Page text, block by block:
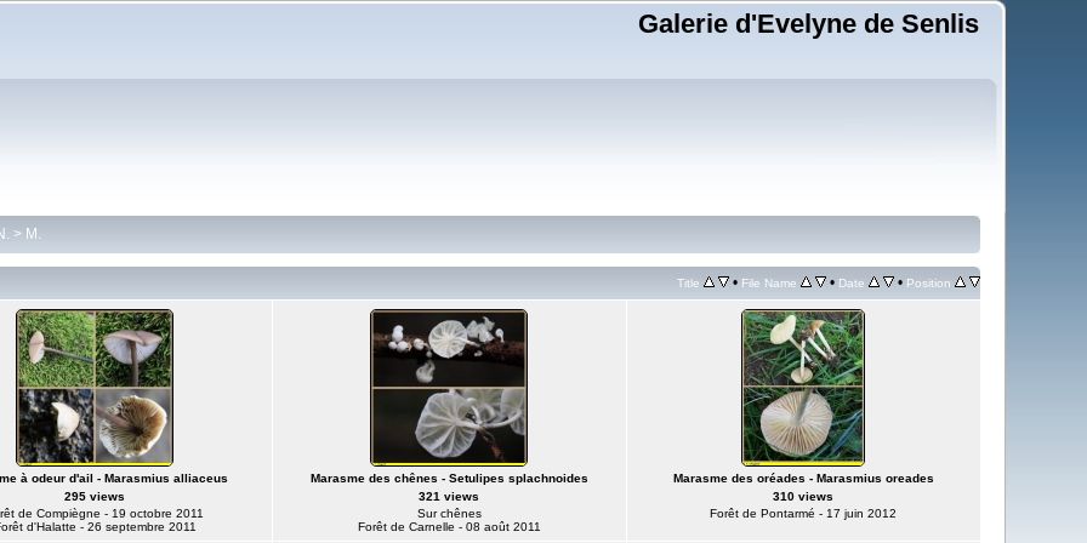
Galerie d'Evelyne de Senlis
> M.
Title • File Name • Date • Position
à odeur d'ail - Marasmius alliaceus
295 views
de Compiègne - 19 octobre 2011
d'Halatte - 26 septembre 2011
Marasme des chênes - Setulipes splachnoides
321 views
Sur chênes
Forêt de Carnelle - 08 août 2011
Marasme des oréades - Marasmius oreades
310 views
Forêt de Pontarmé - 17 juin 2012